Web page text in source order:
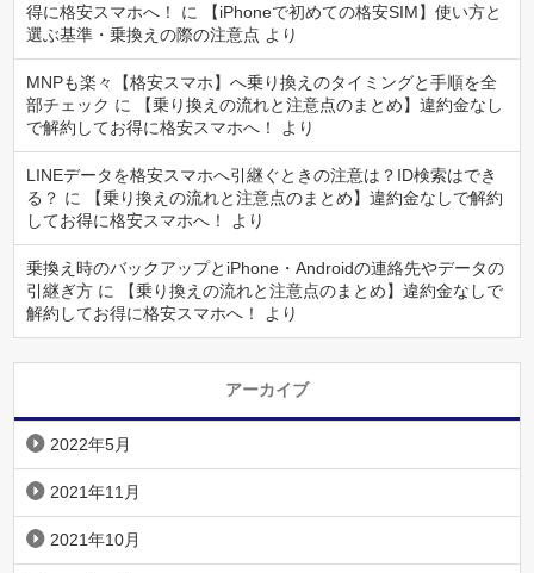
得に格安スマホへ！
に
【iPhoneで初めての格安SIM】使い方と
選ぶ基準・乗換えの際の注意点 より
MNPも楽々【格安スマホ】へ乗り換えのタイミングと手順を全
部チェック に
【乗り換えの流れと注意点のまとめ】違約金なし
で解約してお得に格安スマホへ！
より
LINEデータを格安スマホへ引継ぐときの注意は？ID検索はでき
る？ に
【乗り換えの流れと注意点のまとめ】違約金なしで解約
してお得に格安スマホへ！
より
乗換え時のバックアップとiPhone・Androidの連絡先やデータの
引継ぎ方 に
【乗り換えの流れと注意点のまとめ】違約金なしで
解約してお得に格安スマホへ！
より
アーカイブ
2022年5月
2021年11月
2021年10月